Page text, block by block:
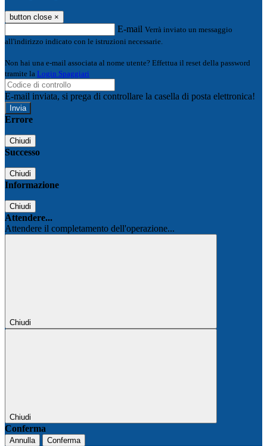
button close ×
E-mail Verrà inviato un messaggio
all'indirizzo indicato con le istruzioni necessarie.
Non hai una e-mail associata al nome utente? Effettua il reset della password
tramite la Login Spaggiari
E-mail inviata, si prega di controllare la casella di posta elettronica!
Errore
Chiudi
Successo
Chiudi
Informazione
Chiudi
Attendere...
Attendere il completamento dell'operazione...
Chiudi
Chiudi
Conferma
Annulla Conferma